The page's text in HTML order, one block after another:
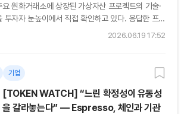
원화거래소에 상장된 가상자산 프로젝트의 기술·
투자자 눈높이에서 직접 확인하고 있다. 응답한 프로
서대로 기록한다. [편집자주] AI는 이미 콘텐츠를...
2026.06.19 17:52
기업
[TOKEN WATCH] “느린 확정성이 유동성
을 갈라놓는다” — Espresso, 체인과 기관